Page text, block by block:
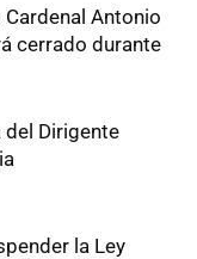
Antonio
cerrado durante
del Dirigente
la Ley